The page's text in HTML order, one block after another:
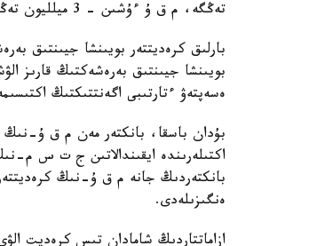
تەڭگە، م ق ۇ ءۇشىن - 3 ميلليون تەڭگە) تۇتىنۋشىلىق كرەديتتەر بەرۋىنە تىيىم سالىنادى.
بارلىق كرەديتتەر بويىنشا جيىنتىق
بويىنشا جيىنتىق بەرەشەكتىڭ قارىز
ەسەپتەۋ ءتارتىبى اگەنتتىكتىڭ
بۇدان باسقا، بانكتەر مەن م ق ۇ-نىڭ
اكتىلەرىندە ايقىندالاتىن ج ت س م-
بانكتەردىڭ جانە م ق ۇ-نىڭ
ەنگىزىلەدى.